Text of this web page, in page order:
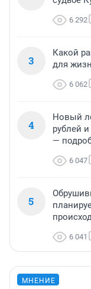
6 292
3
Какой
для
6 062
4
Новый
рублей
—
6 047
5
6 041
МНЕНИЕ